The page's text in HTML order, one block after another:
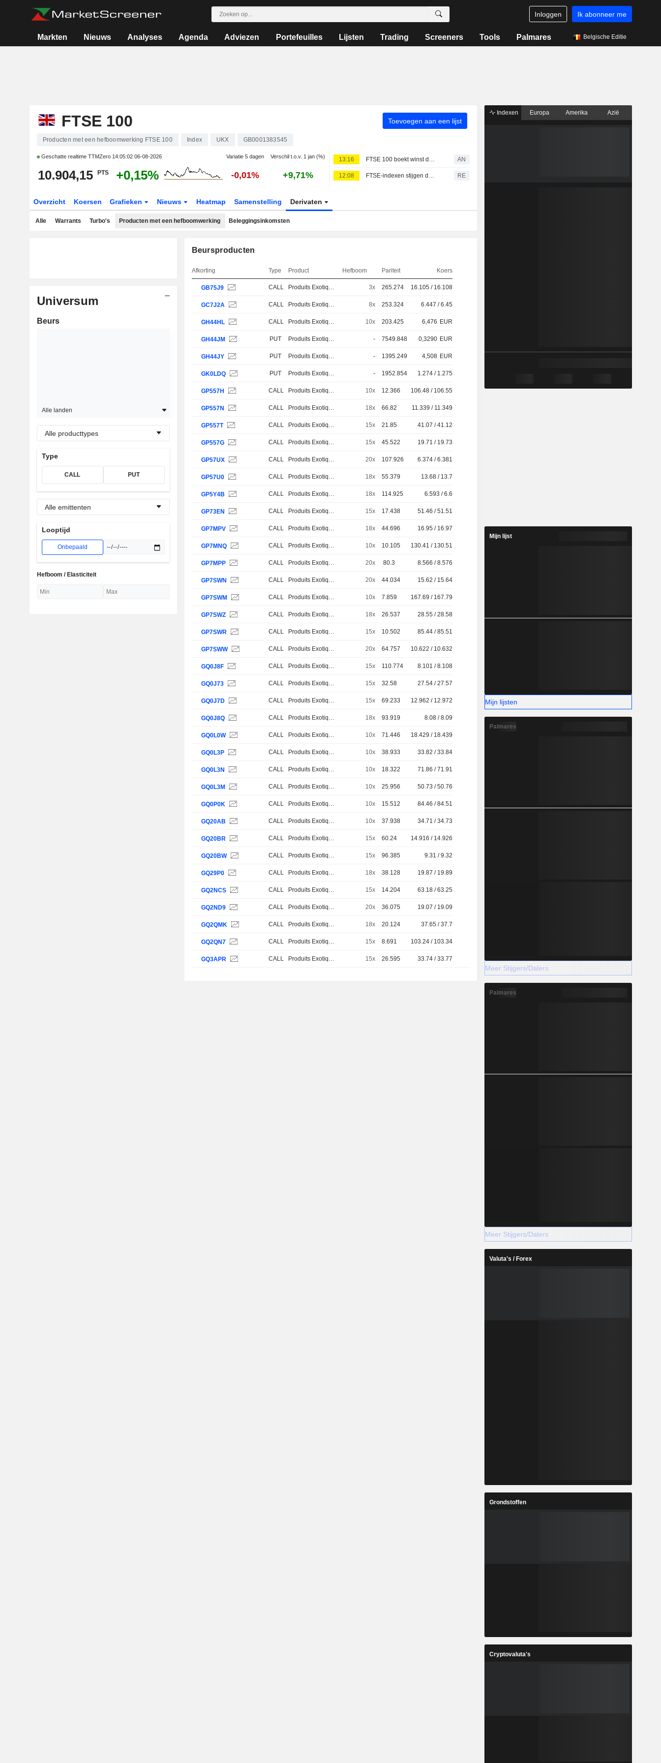
Inloggen Ik abonneer me
Markten Nieuws Analyses Agenda Adviezen Portefeuilles Lijsten Trading Screeners Tools Palmares Belgische Editie
FTSE 100 Toevoegen aan een lijst
Producten met een hefboomwerking FTSE 100 Index UKX GB0001383545
Geschatte realtime TTMZero 14:05:02 06-08-2026 Variatie 5 dagen Verschil t.o.v. 1 jan (%)
10.904,15 PTS +0,15% -0,01% +9,71%
13:16 FTSE 100 boekt winst dankzij koerssprong Diageo na cijfers AN
12:08 FTSE-indexen stijgen door optimisme over bedrijfsresultaten RE
Overzicht Koersen Grafieken Nieuws Heatmap Samenstelling Derivaten
Alle Warrants Turbo's Producten met een hefboomwerking Beleggingsinkomsten
Universum
Beurs
Alle landen
Alle producttypes
Type
CALL PUT
Alle emittenten
Looptijd
Onbepaald
Hefboom / Elasticiteit
Beursproducten
Afkorting Type Product Hefboom Pariteit Koers
GB75J9 CALL Produits Exotiques 3x 265.274 16.105 / 16.108
GC7J2A CALL Produits Exotiques 8x 253.324 6.447 / 6.45
GH44HL CALL Produits Exotiques 10x 203.425 6,476 EUR
GH44JM PUT Produits Exotiques - 7549.848 0,3290 EUR
GH44JY PUT Produits Exotiques - 1395.249 4,508 EUR
GK0LDQ PUT Produits Exotiques - 1952.854 1.274 / 1.275
GP557H CALL Produits Exotiques 10x 12.366 106.48 / 106.55
GP557N CALL Produits Exotiques 18x 66.82 11.339 / 11.349
GP557T CALL Produits Exotiques 15x 21.85 41.07 / 41.12
GP557G CALL Produits Exotiques 15x 45.522 19.71 / 19.73
GP57UX CALL Produits Exotiques 20x 107.926 6.374 / 6.381
GP57U0 CALL Produits Exotiques 18x 55.379 13.68 / 13.7
GP5Y4B CALL Produits Exotiques 18x 114.925 6.593 / 6.6
GP73EN CALL Produits Exotiques 15x 17.438 51.46 / 51.51
GP7MPV CALL Produits Exotiques 18x 44.696 16.95 / 16.97
GP7MNQ CALL Produits Exotiques 10x 10.105 130.41 / 130.51
GP7MPP CALL Produits Exotiques 20x 80.3 8.566 / 8.576
GP7SWN CALL Produits Exotiques 20x 44.034 15.62 / 15.64
GP7SWM CALL Produits Exotiques 10x 7.859 167.69 / 167.79
GP7SWZ CALL Produits Exotiques 18x 26.537 28.55 / 28.58
GP7SWR CALL Produits Exotiques 15x 10.502 85.44 / 85.51
GP7SWW CALL Produits Exotiques 20x 64.757 10.622 / 10.632
GQ0J8F CALL Produits Exotiques 15x 110.774 8.101 / 8.108
GQ0J73 CALL Produits Exotiques 15x 32.58 27.54 / 27.57
GQ0J7D CALL Produits Exotiques 15x 69.233 12.962 / 12.972
GQ0J8Q CALL Produits Exotiques 18x 93.919 8.08 / 8.09
GQ0L0W CALL Produits Exotiques 10x 71.446 18.429 / 18.439
GQ0L3P CALL Produits Exotiques 10x 38.933 33.82 / 33.84
GQ0L3N CALL Produits Exotiques 10x 18.322 71.86 / 71.91
GQ0L3M CALL Produits Exotiques 10x 25.956 50.73 / 50.76
GQ0P0K CALL Produits Exotiques 10x 15.512 84.46 / 84.51
GQ20AB CALL Produits Exotiques 10x 37.938 34.71 / 34.73
GQ20BR CALL Produits Exotiques 15x 60.24 14.916 / 14.926
GQ20BW CALL Produits Exotiques 15x 96.385 9.31 / 9.32
GQ29P0 CALL Produits Exotiques 18x 38.128 19.87 / 19.89
GQ2NCS CALL Produits Exotiques 15x 14.204 63.18 / 63.25
GQ2ND9 CALL Produits Exotiques 20x 36.075 19.07 / 19.09
GQ2QMK CALL Produits Exotiques 18x 20.124 37.65 / 37.7
GQ2QN7 CALL Produits Exotiques 15x 8.691 103.24 / 103.34
GQ3APR CALL Produits Exotiques 15x 26.595 33.74 / 33.77
Indexen Europa Amerika Azië
Mijn lijst
Mijn lijsten
Palmares
Meer Stijgers/Dalers
Palmares
Meer Stijgers/Dalers
Valuta's / Forex
Grondstoffen
Cryptovaluta's